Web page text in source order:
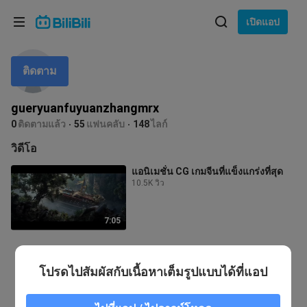
เปิดแอป
gueryuanfuyuanzhangmrx
0ติดตามแล้ว 55 แฟนคลับ 148ไลก์
ติดตาม
วิดีโอ
7:05
แอนิเมชั่น CG เกมจีนที่แข็งแกร่งที่สุด
10.5K วิว
โปรดไปสัมผัสกับเนื้อหาเต็มรูปแบบได้ที่แอป
ภาษา: ภาษาไทย
ข้าสู่
ะบบ
เลือกภาษา
English
ภาษาไทย
Tiếng Việt
Bahasa Melayu